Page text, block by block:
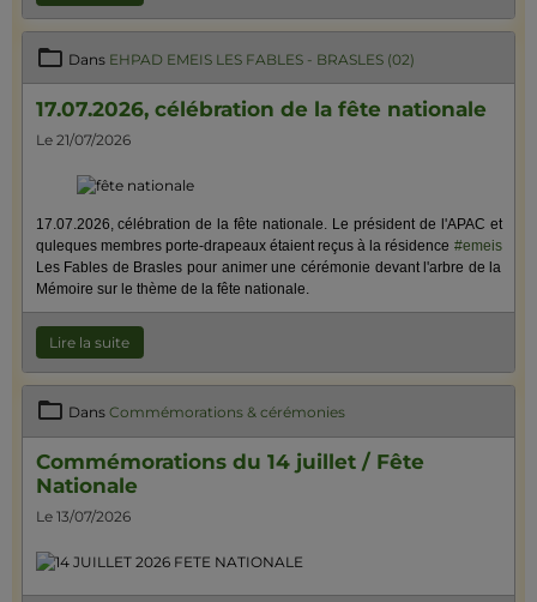
Dans EHPAD EMEIS LES FABLES - BRASLES (02)
17.07.2026, célébration de la fête nationale
Le 21/07/2026
17.07.2026, célébration de la fête nationale. Le président de l'APAC et
quleques membres porte-drapeaux étaient reçus à la résidence #emeis
Les Fables de Brasles pour animer une cérémonie devant l'arbre de la
Mémoire sur le thème de la fête nationale.
Lire la suite
Dans Commémorations & cérémonies
Commémorations du 14 juillet / Fête
Nationale
Le 13/07/2026